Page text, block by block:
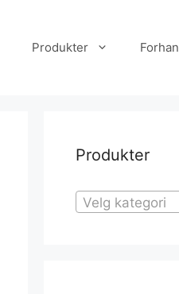
Produkter
Produkter
Velg kategori